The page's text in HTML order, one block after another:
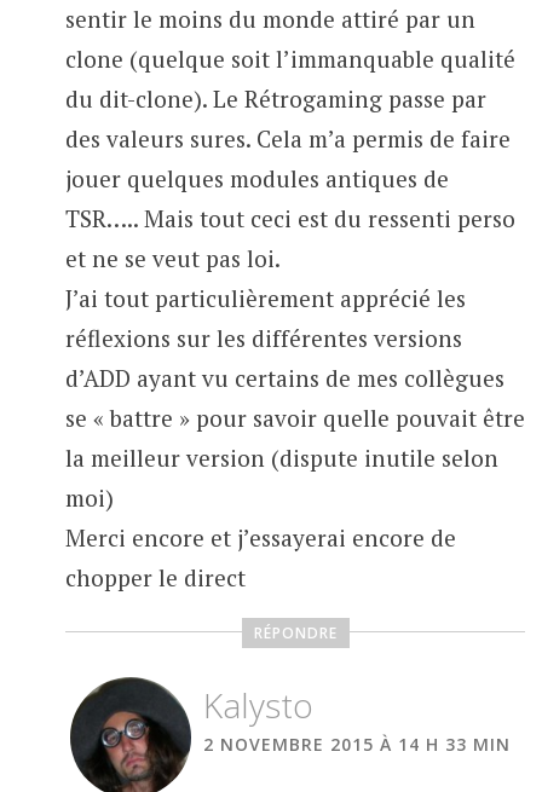
sentir le moins du monde attiré par un
clone (quelque soit l’immanquable qualité
du dit-clone). Le Rétrogaming passe par
des valeurs sures. Cela m’a permis de faire
jouer quelques modules antiques de
TSR….. Mais tout ceci est du ressenti perso
et ne se veut pas loi.
J’ai tout particulièrement apprécié les
réflexions sur les différentes versions
d’ADD ayant vu certains de mes collègues
se « battre » pour savoir quelle pouvait être
la meilleur version (dispute inutile selon
moi)
Merci encore et j’essayerai encore de
chopper le direct
RÉPONDRE
Kalysto
2 NOVEMBRE 2015 À 14 H 33 MIN